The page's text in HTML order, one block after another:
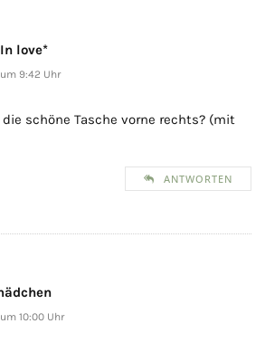
love*
um 9:42 Uhr
schöne Tasche vorne rechts? (mit
ANTWORTEN
10:00 Uhr